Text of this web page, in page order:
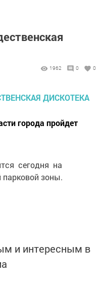
1962 0 0
города пройдет
сегодня на
парковой зоны.
и интересным в